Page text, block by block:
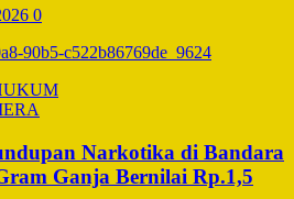
0
Narkotika di Bandara
Ganja Bernilai Rp.1,5